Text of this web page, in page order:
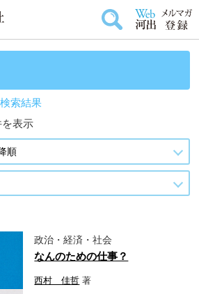
索結果
を表示
政治・経済・社会
なんのための仕事？
西村 佳哲 著